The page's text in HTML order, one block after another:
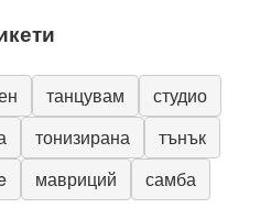
танцувам
студио
тонизирана
тънък
мавриций самба